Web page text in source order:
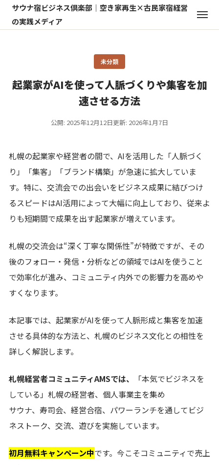
サウナ宿ビジネス倶楽部｜空き家再生×古民家宿経営
の実践メディア
未分類
起業家がAIを使って人脈づくりや集客を加
速させる方法
公開: 2025年12月12日更新: 2026年1月7日
札幌の起業家や経営者の間で、AIを活用した「人脈づく
り」「集客」「ブランド構築」が急速に拡大していま
す。特に、交流会での出会いをビジネス成果に結びつけ
るスピードはAI活用によって大幅に向上しており、従来よ
りも短期間で成果を出す起業家が増えています。
札幌の交流会は“深く丁寧な関係性”が特徴ですが、その
後のフォロー・発信・分析などの領域ではAIを使うこと
で効率化が進み、コミュニティ内外での影響力を高めや
すくなります。
本記事では、起業家がAIを使って人脈形成と集客を加速
させる具体的な方法と、札幌のビジネス文化との相性を
詳しく解説します。
札幌経営者コミュニティAMSでは、
「本気でビジネスを
している」札幌の経営者、個人事業主を集め
サウナ、寿司会、経営合宿、パワーランチを通してビジ
ネストーク、交流、遊びを実施しています。
初月無料キャンペーン中です。今こそコミュニティで売上